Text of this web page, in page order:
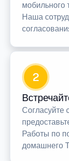
мобильного
Наша
2
Согласуйте
Работы по
домашнего